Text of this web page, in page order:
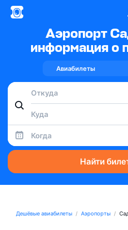
Аэропорт
информация о
Авиабилеты
Когда
Найти
Дешёвые авиабилеты Аэропорты